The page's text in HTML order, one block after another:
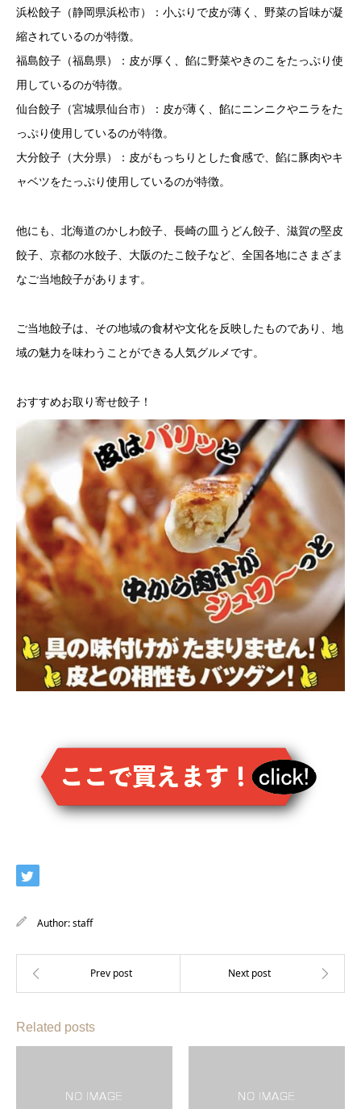
浜松餃子（静岡県浜松市）：小ぶりで皮が薄く、野菜の旨味が凝
縮されているのが特徴。
福島餃子（福島県）：皮が厚く、餡に野菜やきのこをたっぷり使
用しているのが特徴。
仙台餃子（宮城県仙台市）：皮が薄く、餡にニンニクやニラをた
っぷり使用しているのが特徴。
大分餃子（大分県）：皮がもっちりとした食感で、餡に豚肉やキ
ャベツをたっぷり使用しているのが特徴。
他にも、北海道のかしわ餃子、長崎の皿うどん餃子、滋賀の堅皮
餃子、京都の水餃子、大阪のたこ餃子など、全国各地にさまざま
なご当地餃子があります。
ご当地餃子は、その地域の食材や文化を反映したものであり、地
域の魅力を味わうことができる人気グルメです。
おすすめお取り寄せ餃子！
Author:staff
Related posts